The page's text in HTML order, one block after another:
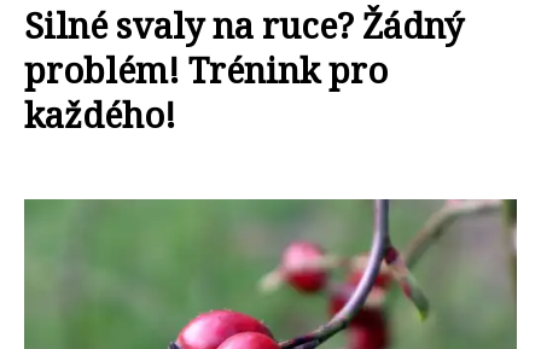
Silné svaly na ruce? Žádný
problém! Trénink pro
každého!